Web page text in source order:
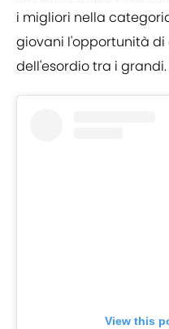
i migliori nella
giovani l'opportunità
dell'esordio tra i grandi.
View this